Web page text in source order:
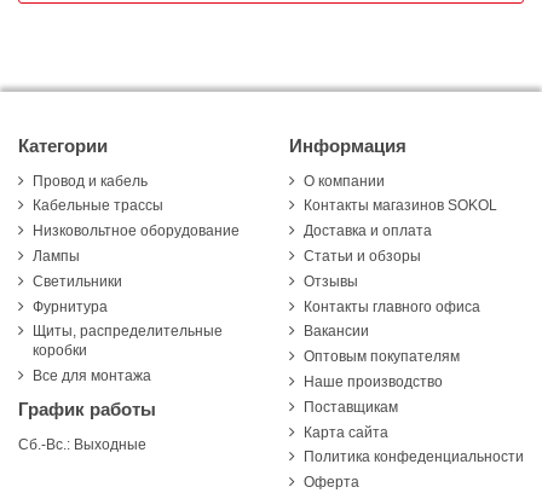
Категории
Провод и кабель
Кабельные трассы
Низковольтное оборудование
Лампы
Светильники
Фурнитура
Щиты, распределительные
коробки
Все для монтажа
График работы
Сб.-Вс.: Выходные
Информация
О компании
Контакты магазинов SOKOL
Доставка и оплата
Статьи и обзоры
Отзывы
Контакты главного офиса
Вакансии
Оптовым покупателям
Наше производство
Поставщикам
Карта сайта
Политика конфеденциальности
Оферта